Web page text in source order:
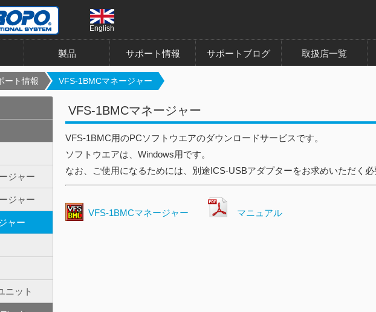
English
製品 サポート情報 サポートブログ 取扱店一覧
ート情報 VFS-1BMCマネージャー
VFS-1BMCマネージャー
VFS-1BMC用のPCソフトウエアのダウンロードサービスです。
ソフトウエアは、Windows用です。
なお、ご使用になるためには、別途ICS-USBアダプターをお求めいただく
VFS-1BMCマネージャー マニュアル
ジャー
ジャー
ャー
ニット